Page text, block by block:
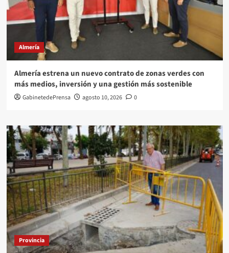
Almería
Almería estrena un nuevo contrato de zonas verdes con
más medios, inversión y una gestión más sostenible
GabinetedePrensa agosto 10, 2026 0
Provincia